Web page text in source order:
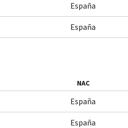
España
España
NAC
España
España